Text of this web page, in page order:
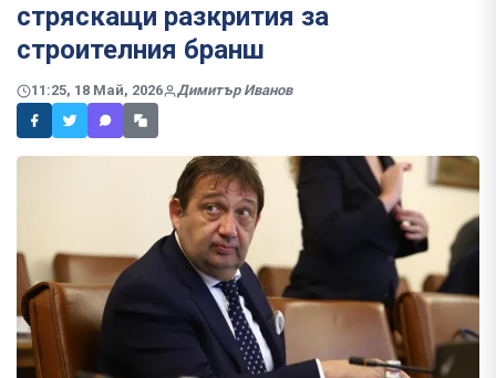
стряскащи разкрития за
строителния бранш
11:25, 18 Май, 2026 Димитър Иванов